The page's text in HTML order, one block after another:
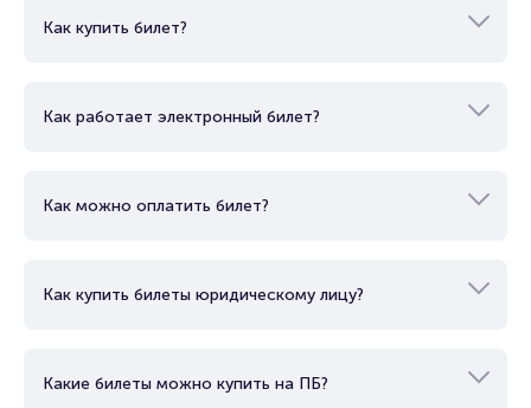
теперь проще простого! Оставьте на нашем сайте
способность импровизировать и тем самым раскрывать
Как купить билет?
Как работает электронный билет?
Как можно оплатить билет?
Как купить билеты юридическому лицу?
Какие билеты можно купить на ПБ?